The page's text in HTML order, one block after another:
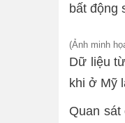
bất động
(Ảnh minh
Dữ liệu
khi ở Mỹ
Quan